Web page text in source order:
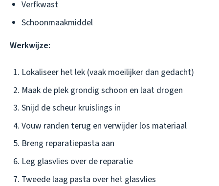
Verfkwast
Schoonmaakmiddel
Werkwijze:
Lokaliseer het lek (vaak moeilijker dan gedacht)
Maak de plek grondig schoon en laat drogen
Snijd de scheur kruislings in
Vouw randen terug en verwijder los materiaal
Breng reparatiepasta aan
Leg glasvlies over de reparatie
Tweede laag pasta over het glasvlies